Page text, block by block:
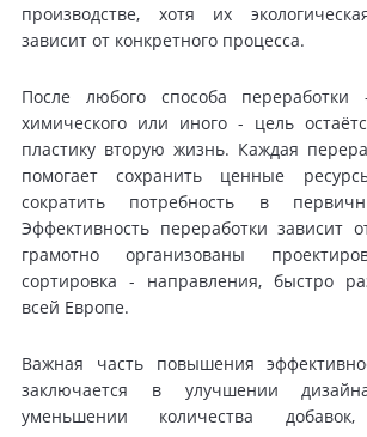
производстве, хотя их
зависит от конкретного процесса.
После любого способа переработки
химического или иного - цель
пластику вторую жизнь. Каждая
помогает сохранить ценные
сократить потребность в
Эффективность переработки зависит
грамотно организованы
сортировка - направления, быстро
всей Европе.
Важная часть повышения
заключается в улучшении
уменьшении количества добавок,